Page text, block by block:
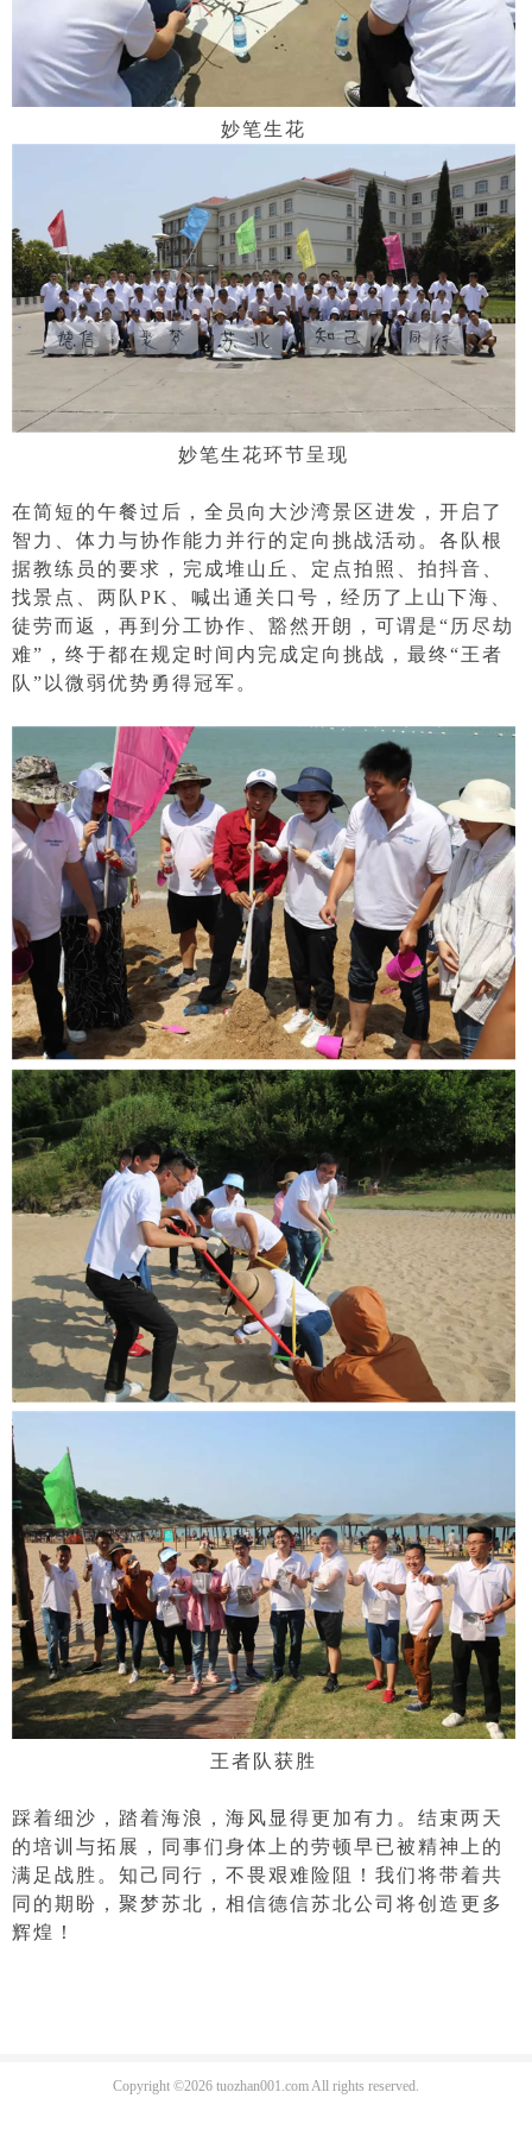
妙笔生花
妙笔生花环节呈现
在简短的午餐过后，全员向大沙湾景区进发，开启了
智力、体力与协作能力并行的定向挑战活动。各队根
据教练员的要求，完成堆山丘、定点拍照、拍抖音、
找景点、两队PK、喊出通关口号，经历了上山下海、
徒劳而返，再到分工协作、豁然开朗，可谓是“历尽劫
难”，终于都在规定时间内完成定向挑战，最终“王者
队”以微弱优势勇得冠军。
王者队获胜
踩着细沙，踏着海浪，海风显得更加有力。结束两天
的培训与拓展，同事们身体上的劳顿早已被精神上的
满足战胜。知己同行，不畏艰难险阻！我们将带着共
同的期盼，聚梦苏北，相信德信苏北公司将创造更多
辉煌！
Copyright ©2026 tuozhan001.com All rights reserved.